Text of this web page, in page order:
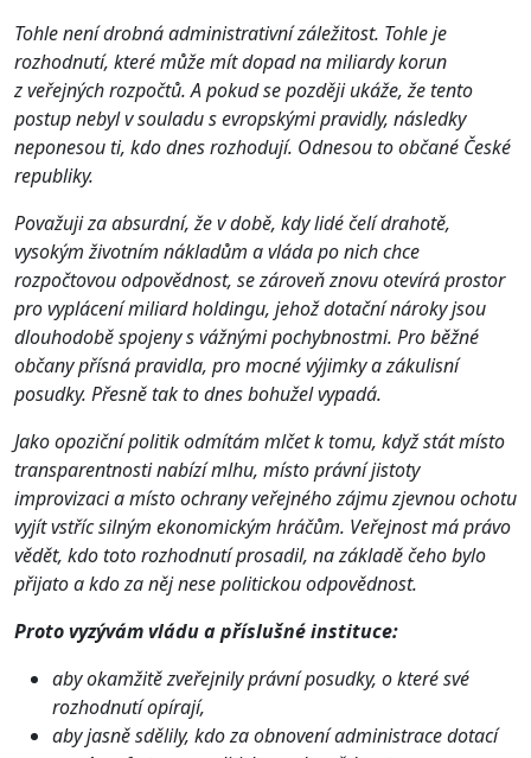
Tohle není drobná administrativní záležitost. Tohle je
rozhodnutí, které může mít dopad na miliardy korun
z veřejných rozpočtů. A pokud se později ukáže, že tento
postup nebyl v souladu s evropskými pravidly, následky
neponesou ti, kdo dnes rozhodují. Odnesou to občané České
republiky.
Považuji za absurdní, že v době, kdy lidé čelí drahotě,
vysokým životním nákladům a vláda po nich chce
rozpočtovou odpovědnost, se zároveň znovu otevírá prostor
pro vyplácení miliard holdingu, jehož dotační nároky jsou
dlouhodobě spojeny s vážnými pochybnostmi. Pro běžné
občany přísná pravidla, pro mocné výjimky a zákulisní
posudky. Přesně tak to dnes bohužel vypadá.
Jako opoziční politik odmítám mlčet k tomu, když stát místo
transparentnosti nabízí mlhu, místo právní jistoty
improvizaci a místo ochrany veřejného zájmu zjevnou ochotu
vyjít vstříc silným ekonomickým hráčům. Veřejnost má právo
vědět, kdo toto rozhodnutí prosadil, na základě čeho bylo
přijato a kdo za něj nese politickou odpovědnost.
Proto vyzývám vládu a příslušné instituce:
aby okamžitě zveřejnily právní posudky, o které své
rozhodnutí opírají,
aby jasně sdělily, kdo za obnovení administrace dotací